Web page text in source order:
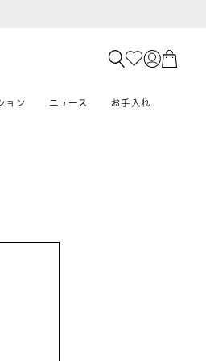
ョン ニュース お手入れ